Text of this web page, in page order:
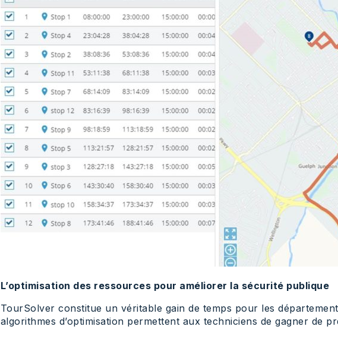
L’optimisation des ressources pour améliorer la sécurité publique
TourSolver constitue un véritable gain de temps pour les
algorithmes d’optimisation permettent aux techniciens de gagner de